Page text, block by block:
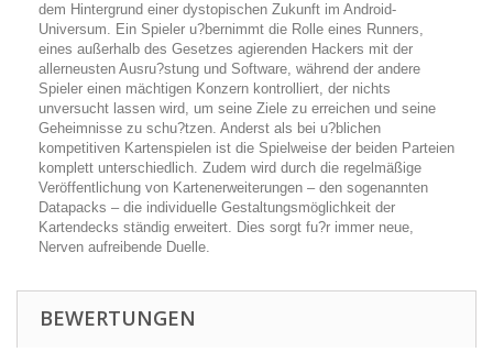
dem Hintergrund einer dystopischen Zukunft im Android-
Universum. Ein Spieler u?bernimmt die Rolle eines Runners,
eines außerhalb des Gesetzes agierenden Hackers mit der
allerneusten Ausru?stung und Software, während der andere
Spieler einen mächtigen Konzern kontrolliert, der nichts
unversucht lassen wird, um seine Ziele zu erreichen und seine
Geheimnisse zu schu?tzen. Anderst als bei u?blichen
kompetitiven Kartenspielen ist die Spielweise der beiden Parteien
komplett unterschiedlich. Zudem wird durch die regelmäßige
Veröffentlichung von Kartenerweiterungen – den sogenannten
Datapacks – die individuelle Gestaltungsmöglichkeit der
Kartendecks ständig erweitert. Dies sorgt fu?r immer neue,
Nerven aufreibende Duelle.
BEWERTUNGEN